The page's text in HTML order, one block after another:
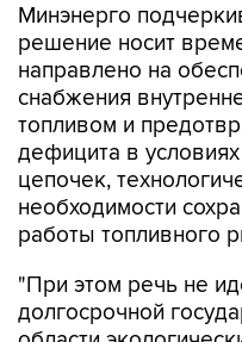
Минэнерго
решение носит
направлено на
снабжения
топливом и
дефицита в
цепочек,
необходимости
работы топливного
"При этом речь не
долгосрочной